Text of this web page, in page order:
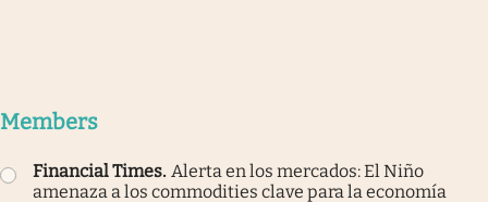
Members
Financial Times. Alerta en los mercados: El Niño
amenaza a los commodities clave para la economía